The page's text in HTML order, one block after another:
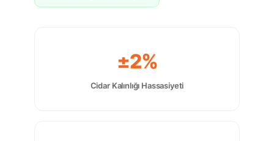
±2%
Cidar Kalınlığı Hassasiyeti